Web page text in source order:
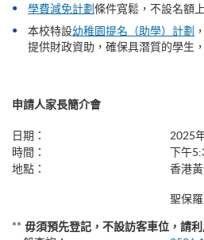
學費減免計劃條件寬鬆，不設名額
本校特設幼稚園提名（助學）計劃
提供財政資助，確保具潛質的學生
申請人家長簡介會
日期：
2025
時間：
下午
地點：
香港
聖保
** 毋須預先登記，不設訪客車位，請